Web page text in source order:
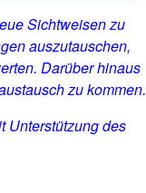
Sichtweisen zu
auszutauschen,
Darüber hinaus
zu kommen.
Unterstützung des